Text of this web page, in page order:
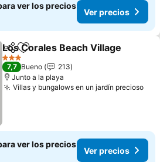
ver los precios
Ver precios
CompartirAñadir a favoritos
Los Corales Beach Village
3 Estrellas
7,7 Bueno
213
Junto a la playa
Villas y bungalows en un jardín precioso
ver los precios
Ver precios